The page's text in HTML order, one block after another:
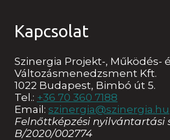
Kapcsolat
Szinergia Projekt-, Működés-
Változásmenedzsment Kft.
1022 Budapest, Bimbó út 5.
Tel.: +36 70 360 7188
Email: szinergia@szinergia.hu
Felnőttképzési nyilvántartási
B/2020/002774